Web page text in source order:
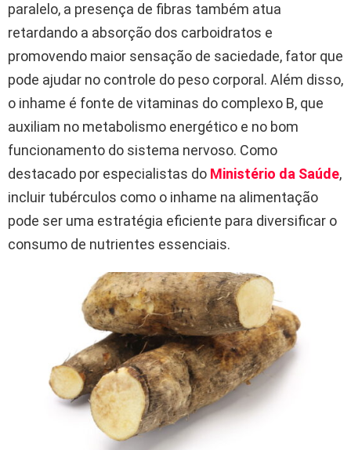
paralelo, a presença de fibras também atua
retardando a absorção dos carboidratos e
promovendo maior sensação de saciedade, fator que
pode ajudar no controle do peso corporal. Além disso,
o inhame é fonte de vitaminas do complexo B, que
auxiliam no metabolismo energético e no bom
funcionamento do sistema nervoso. Como
destacado por especialistas do Ministério da Saúde,
incluir tubérculos como o inhame na alimentação
pode ser uma estratégia eficiente para diversificar o
consumo de nutrientes essenciais.